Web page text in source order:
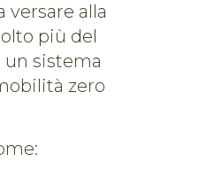
versare alla
più del
un sistema
zero